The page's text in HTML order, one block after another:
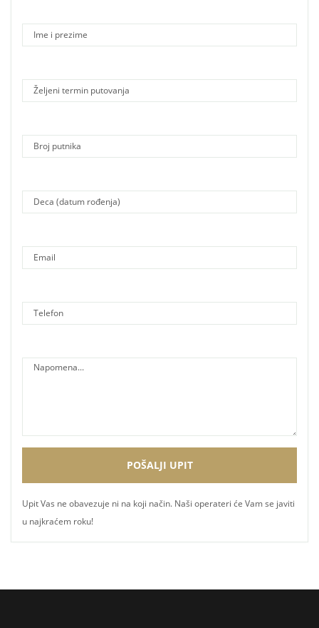
Upit Vas ne obavezuje ni na koji način. Naši operateri će Vam se javiti
u najkraćem roku!